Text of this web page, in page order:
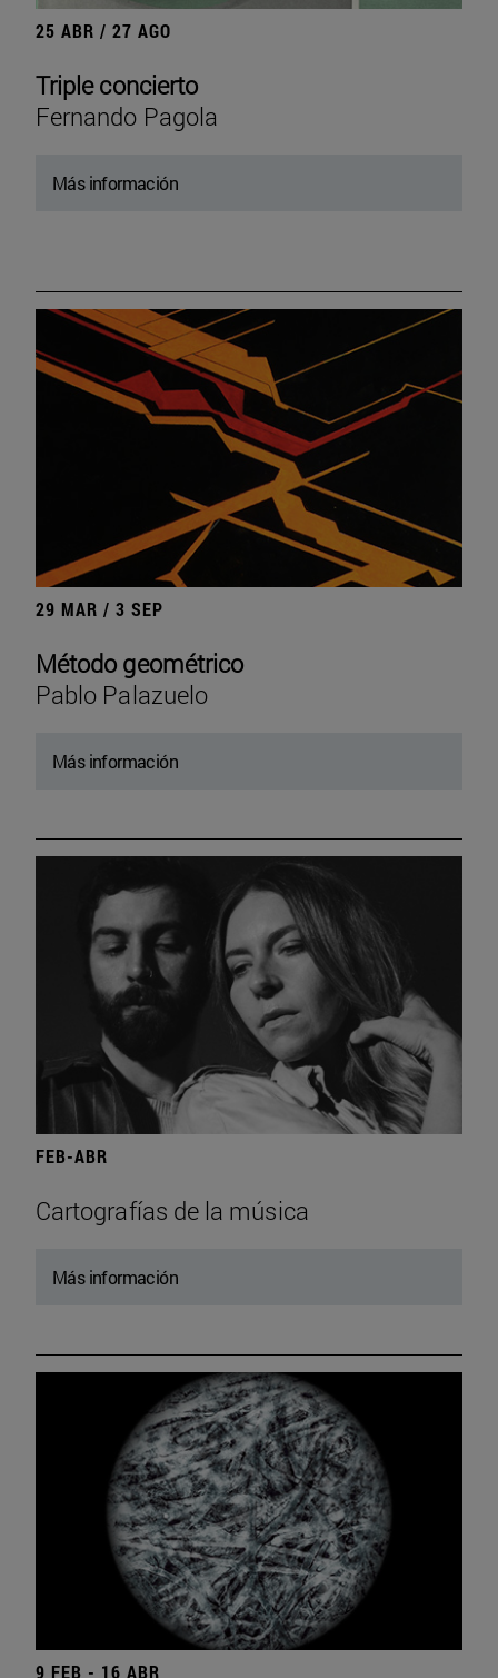
25 ABR / 27 AGO
Triple concierto
Fernando Pagola
Más información
29 MAR / 3 SEP
Método geométrico
Pablo Palazuelo
Más información
FEB-ABR
Cartografías de la música
Más información
9 FEB - 16 ABR